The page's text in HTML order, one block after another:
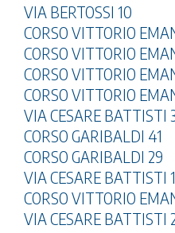
VIA BERTOSSI 10
CORSO VITTORIO
CORSO VITTORIO
CORSO VITTORIO
CORSO VITTORIO
VIA CESARE BATTISTI
CORSO GARIBALDI 41
CORSO GARIBALDI 29
VIA CESARE BATTISTI
CORSO VITTORIO
VIA CESARE BATTISTI